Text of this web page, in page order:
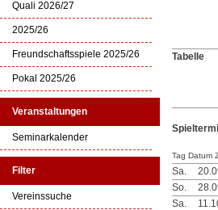
Quali 2026/27
2025/26
Freundschaftsspiele 2025/26
Pokal 2025/26
Veranstaltungen
Seminarkalender
Filter
Vereinssuche
Tabelle
Tag Datum
Sa.
So.
Sa.